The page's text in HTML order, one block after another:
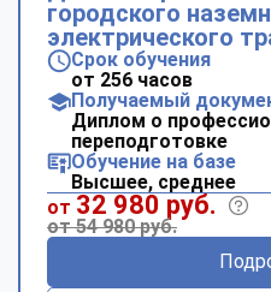
городского
электрического
Срок обучения
от 256 часов
Получаемый
Диплом о
переподготовке
Обучение на базе
Высшее, среднее
от 32 980 руб.
от 54 980 руб.